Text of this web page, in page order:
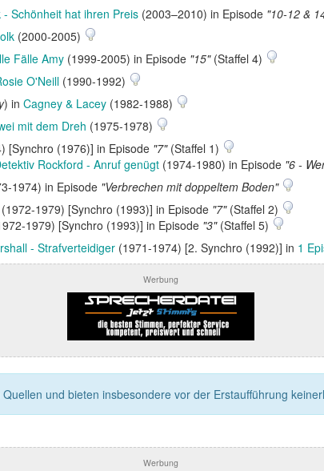
- Schönheit hat ihren Preis (2003–2010) in Episode "10-12 &
(2000-2005)
Fälle Amy (1999-2005) in Episode "15"(Staffel 4)
O'Neill (1990-1992)
) in Cagney & Lacey (1982-1988)
mit dem Dreh (1975-1978)
[Synchro (1976)] in Episode "7"(Staffel 1)
Rockford - Anruf genügt (1974-1980) in Episode "6 -
1974) in Episode "Verbrechen mit doppeltem Boden"
(1972-1979) [Synchro (1993)] in Episode "7"(Staffel 2)
1979) [Synchro (1993)] in Episode "3"(Staffel 5)
- Strafverteidiger (1971-1974) [2. Synchro (1992)] in 1
Werbung
und bieten insbesondere vor der Erstaufführung
Werbung